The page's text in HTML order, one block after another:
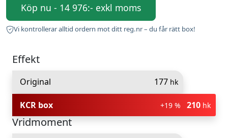
Köp nu - 14 976:- exkl moms
Vi kontrollerar alltid ordern mot ditt reg.nr – du får rätt box!
Effekt
Original 177 hk
KCR box +19 % 210 hk
Vridmoment